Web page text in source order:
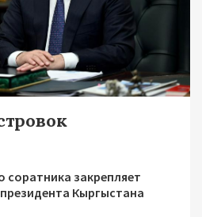
соратника закрепляет
Кыргыстана